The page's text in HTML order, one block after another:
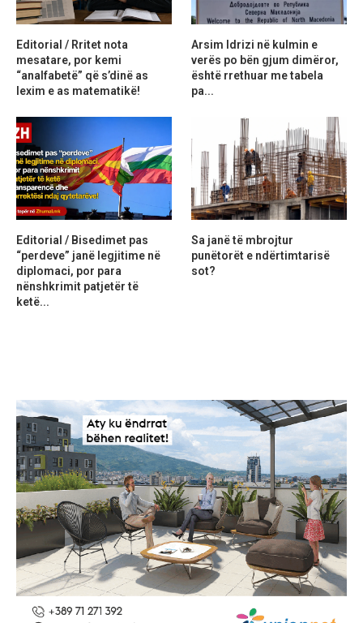
Editorial / Rritet nota
mesatare, por kemi
“analfabetë” që s’dinë as
lexim e as matematikë!
Arsim Idrizi në kulmin e
verës po bën gjum dimëror,
është rrethuar me tabela
pa...
Editorial / Bisedimet pas
“perdeve” janë legjitime në
diplomaci, por para
nënshkrimit patjetër të
ketë...
Sa janë të mbrojtur
punëtorët e ndërtimtarisë
sot?